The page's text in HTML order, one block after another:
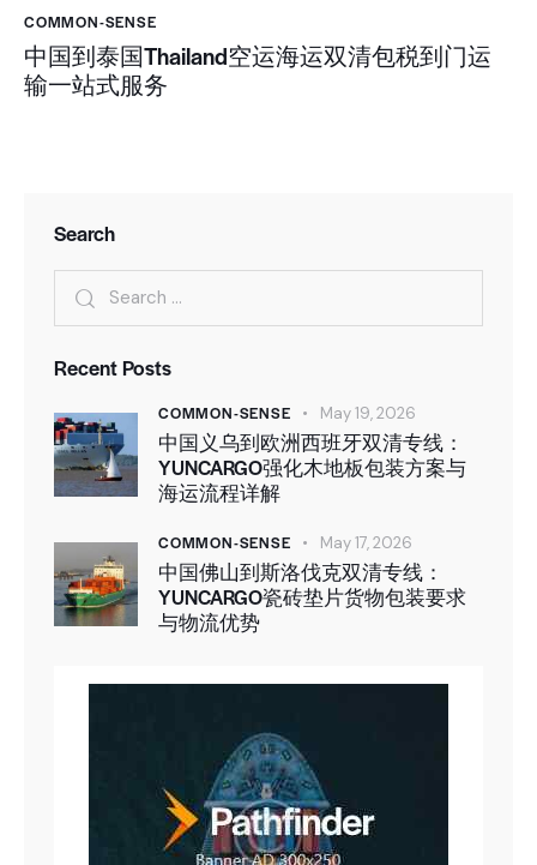
COMMON-SENSE
中国到泰国Thailand空运海运双清包税到门运
输一站式服务
Search
Recent Posts
COMMON-SENSE May 19, 2026
中国义乌到欧洲西班牙双清专线：
YUNCARGO强化木地板包装方案与
海运流程详解
COMMON-SENSE May 17, 2026
中国佛山到斯洛伐克双清专线：
YUNCARGO瓷砖垫片货物包装要求
与物流优势